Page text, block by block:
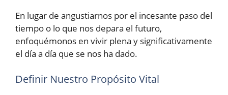
En lugar de angustiarnos por el incesante paso del
tiempo o lo que nos depara el futuro,
enfoquémonos en vivir plena y significativamente
el día a día que se nos ha dado.
Definir Nuestro Propósito Vital